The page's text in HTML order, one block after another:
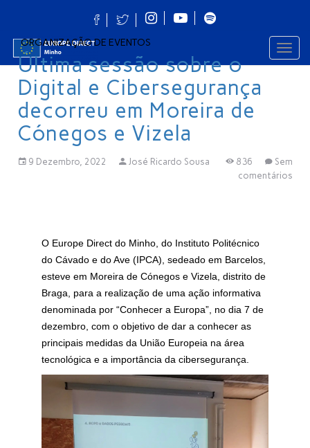
ORGANIZAÇÃO DE EVENTOS
Última sessão sobre o
Digital e Cibersegurança
decorreu em Moreira de
Cónegos e Vizela
9 Dezembro, 2022 José Ricardo Sousa 836
Sem
comentários
O Europe Direct do Minho, do Instituto Politécnico
do Cávado e do Ave (IPCA), sedeado em Barcelos,
esteve em Moreira de Cónegos e Vizela, distrito de
Braga, para a realização de uma ação informativa
denominada por “Conhecer a Europa”, no dia 7 de
dezembro, com o objetivo de dar a conhecer as
principais medidas da União Europeia na área
tecnológica e a importância da cibersegurança.